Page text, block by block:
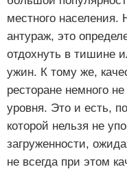
местного населения.
антураж, это
отдохнуть в тишине
ужин. К тому же,
ресторане немного
уровня. Это и есть,
которой нельзя не
загруженности,
не всегда при этом